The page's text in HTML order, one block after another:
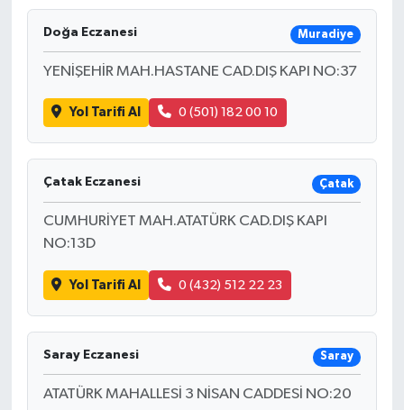
Doğa Eczanesi Muradiye
YENİŞEHİR MAH.HASTANE CAD.DIŞ KAPI NO:37
Yol Tarifi Al 0 (501) 182 00 10
Çatak Eczanesi Çatak
CUMHURİYET MAH.ATATÜRK CAD.DIŞ KAPI
NO:13D
Yol Tarifi Al 0 (432) 512 22 23
Saray Eczanesi Saray
ATATÜRK MAHALLESİ 3 NİSAN CADDESİ NO:20